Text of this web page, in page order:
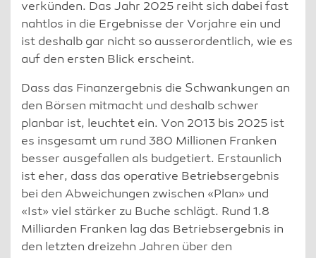
verkünden. Das Jahr 2025 reiht sich dabei fast
nahtlos in die Ergebnisse der Vorjahre ein und
ist deshalb gar nicht so ausserordentlich, wie es
auf den ersten Blick erscheint.
Dass das Finanzergebnis die Schwankungen an
den Börsen mitmacht und deshalb schwer
planbar ist, leuchtet ein. Von 2013 bis 2025 ist
es insgesamt um rund 380 Millionen Franken
besser ausgefallen als budgetiert. Erstaunlich
ist eher, dass das operative Betriebsergebnis
bei den Abweichungen zwischen «Plan» und
«Ist» viel stärker zu Buche schlägt. Rund 1.8
Milliarden Franken lag das Betriebsergebnis in
den letzten dreizehn Jahren über den